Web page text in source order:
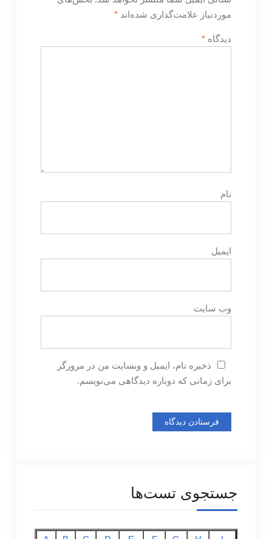
موردنیاز علامت‌گذاری شده‌اند *
دیدگاه *
نام
ایمیل
وب‌ سایت
ذخیره نام، ایمیل و وبسایت من در مرورگر
برای زمانی که دوباره دیدگاهی می‌نویسم.
جستجوی تست‌ها